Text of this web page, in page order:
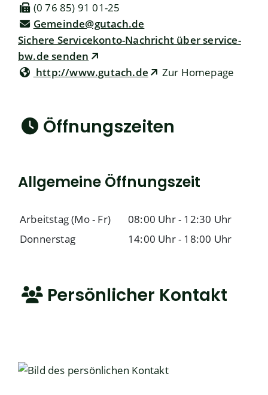
(0 76 85) 91 01-25
Gemeinde@gutach.de
Sichere Servicekonto-Nachricht über service-
bw.de senden
http://www.gutach.de
Zur Homepage
Öffnungszeiten
Allgemeine Öffnungszeit
Arbeitstag (Mo - Fr) 08:00 Uhr- 12:30 Uhr
Donnerstag
14:00 Uhr- 18:00 Uhr
Persönlicher Kontakt